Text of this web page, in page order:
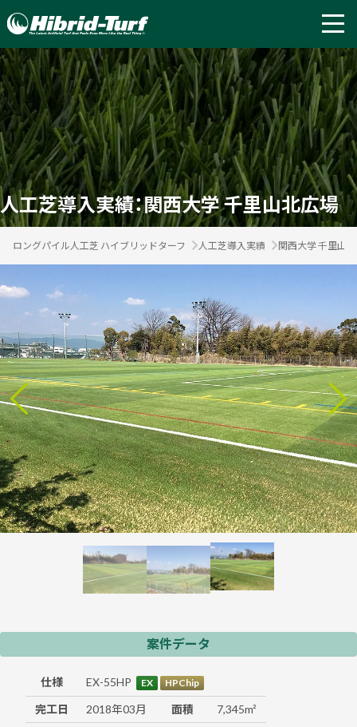
人工芝導入実績：関西大学 千里山北広場
ロングパイル人工芝 ハイブリッドターフ 人工芝導入実績 関西大学 千里山
案件データ
仕様 EX-55HP EX HPChip
完工日 2018年03月 面積
7,345m²